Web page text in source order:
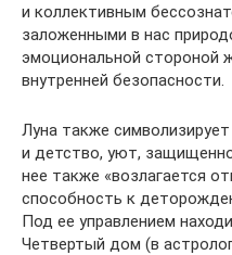
и коллективным
заложенными в нас
эмоциональной стороной
внутренней безопасности.
Луна также
и детство, уют,
нее также «возлагается
способность к
Под ее управлением
Четвертый дом (в